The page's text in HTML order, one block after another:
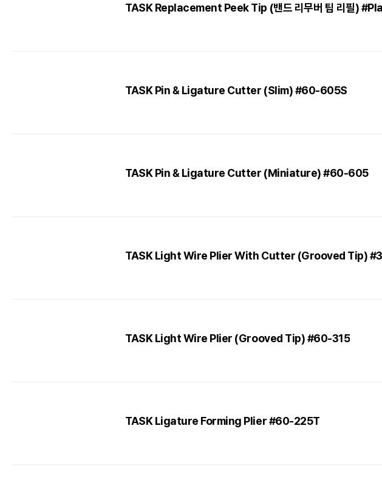
TASK Replacement Peek Tip (밴드 리무버 팁 리필)
TASK Pin & Ligature Cutter (Slim) #60-605S
TASK Pin & Ligature Cutter (Miniature) #60-605
TASK Light Wire Plier With Cutter (Grooved Tip)
TASK Light Wire Plier (Grooved Tip) #60-315
TASK Ligature Forming Plier #60-225T